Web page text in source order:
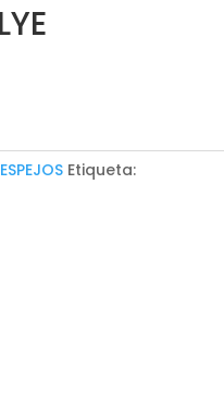
ESPEJOS Etiqueta: